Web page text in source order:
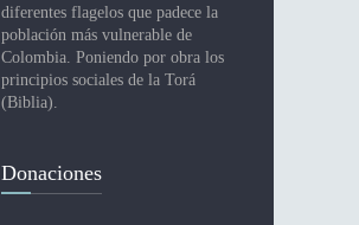
diferentes flagelos que padece la
población más vulnerable de
Colombia. Poniendo por obra los
principios sociales de la Torá
(Biblia).
Donaciones